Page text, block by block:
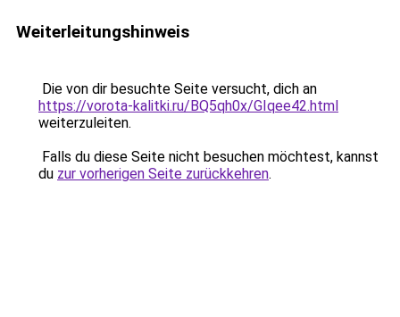
Weiterleitungshinweis
Die von dir besuchte Seite versucht, dich an
https://vorota-kalitki.ru/BQ5qh0x/GIqee42.html
weiterzuleiten.
Falls du diese Seite nicht besuchen möchtest, kannst
du zur vorherigen Seite zurückkehren.